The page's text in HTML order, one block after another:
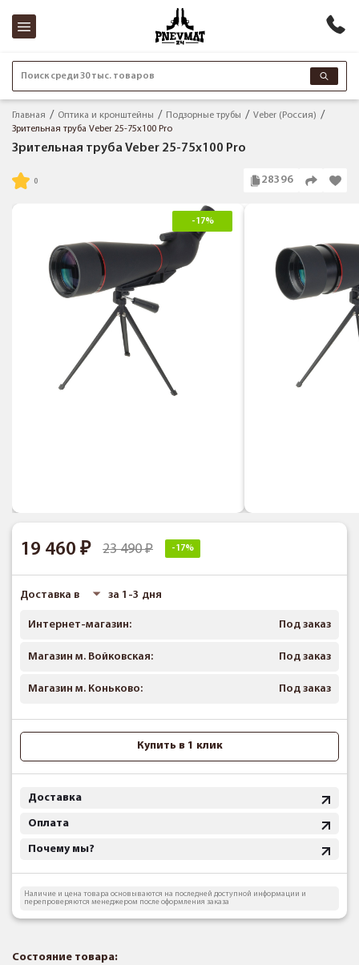
Поиск среди 30 тыс. товаров
Главная Оптика и кронштейны Подзорные трубы
Veber (Россия)
Зрительная труба Veber 25-75x100 Pro
Зрительная труба Veber 25-75x100 Pro
28396
-17%
19 460 23 490 -17%
Доставка в за 1-3 дня
Интернет-магазин: Под заказ
Магазин м. Войковская: Под заказ
Магазин м. Коньково: Под заказ
Купить в 1 клик
Доставка
Оплата
Почему мы?
Наличие и цена товара основываются на последней доступной информации и
перепроверяются менеджером после оформления заказа
Состояние товара: